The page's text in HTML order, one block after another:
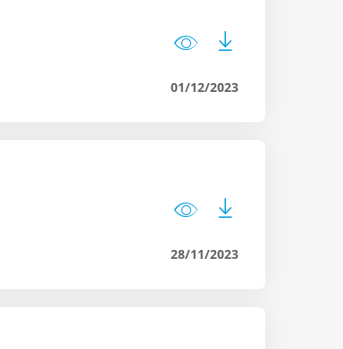
01/12/2023
28/11/2023